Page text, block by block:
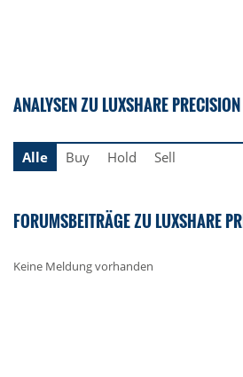
ANALYSEN ZU LUXSHARE
Alle
Buy Hold Sell
FORUMSBEITRÄGE ZU LUXSHARE
Keine Meldung vorhanden